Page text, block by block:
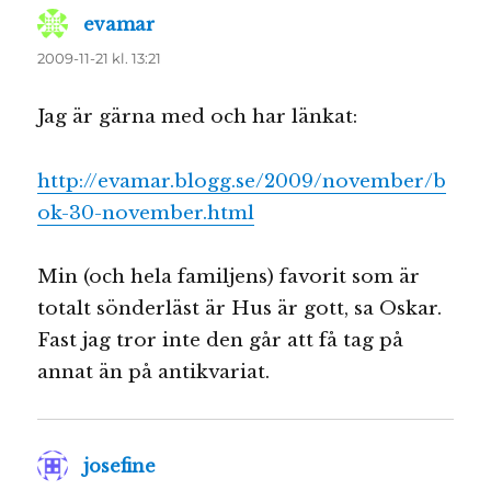
evamarskriver:
2009-11-21 kl. 13:21
Jag är gärna med och har länkat:
http://evamar.blogg.se/2009/november/b
ok-30-november.html
Min (och hela familjens) favorit som är
totalt sönderläst är Hus är gott, sa Oskar.
Fast jag tror inte den går att få tag på
annat än på antikvariat.
josefine